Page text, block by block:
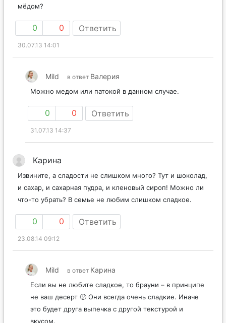
мёдом?
0 0 Ответить
30.07.13 14:01
Mild в ответ Валерия
Можно медом или патокой в данном случае.
0 0 Ответить
31.07.13 14:37
Карина
Извините, а сладости не слишком много? Тут и шоколад,
и сахар, и сахарная пудра, и кленовый сироп! Можно ли
что-то убрать? В семье не любим слишком сладкое.
0 0 Ответить
23.08.14 09:12
Mild в ответ Карина
Если вы не любите сладкое, то брауни – в принципе
не ваш десерт 🙁 Они всегда очень сладкие. Иначе
это будет друга выпечка с другой текстурой и
вкусом.